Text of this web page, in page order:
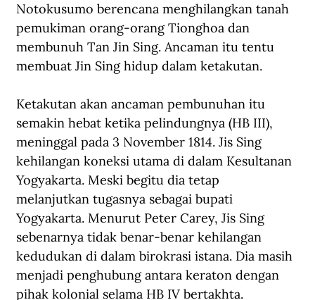
Notokusumo berencana menghilangkan tanah
pemukiman orang-orang Tionghoa dan
membunuh Tan Jin Sing. Ancaman itu tentu
membuat Jin Sing hidup dalam ketakutan.
Ketakutan akan ancaman pembunuhan itu
semakin hebat ketika pelindungnya (HB III),
meninggal pada 3 November 1814. Jis Sing
kehilangan koneksi utama di dalam Kesultanan
Yogyakarta. Meski begitu dia tetap
melanjutkan tugasnya sebagai bupati
Yogyakarta. Menurut Peter Carey, Jis Sing
sebenarnya tidak benar-benar kehilangan
kedudukan di dalam birokrasi istana. Dia masih
menjadi penghubung antara keraton dengan
pihak kolonial selama HB IV bertakhta.